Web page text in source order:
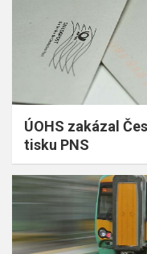
ÚOHS zakázal
tisku PNS